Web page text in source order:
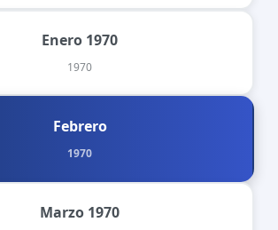
Enero 1970
1970
Febrero
1970
Marzo 1970